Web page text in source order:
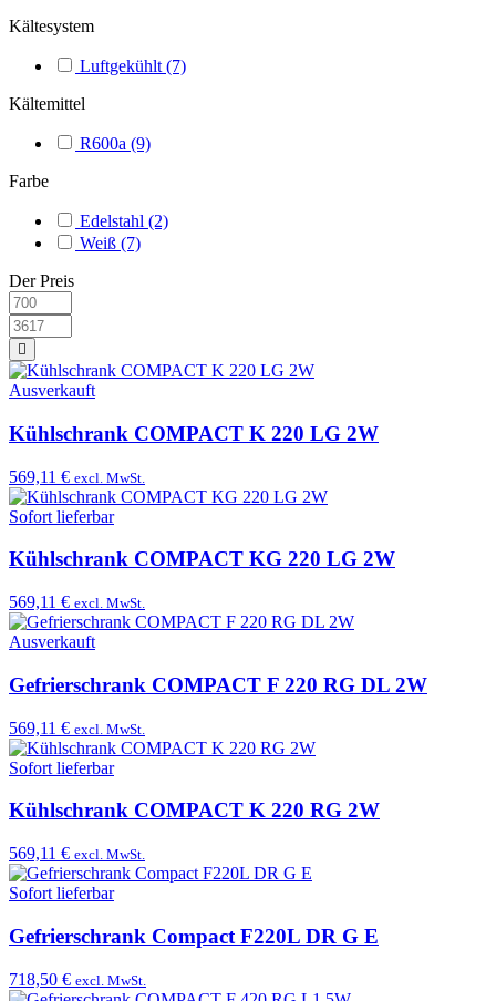
Kältesystem
Luftgekühlt (7)
Kältemittel
R600a (9)
Farbe
Edelstahl (2)
Weiß (7)
Der Preis
Ausverkauft
Kühlschrank COMPACT K 220 LG 2W
569,11 € excl. MwSt.
Sofort lieferbar
Kühlschrank COMPACT KG 220 LG 2W
569,11 € excl. MwSt.
Ausverkauft
Gefrierschrank COMPACT F 220 RG DL 2W
569,11 € excl. MwSt.
Sofort lieferbar
Kühlschrank COMPACT K 220 RG 2W
569,11 € excl. MwSt.
Sofort lieferbar
Gefrierschrank Compact F220L DR G E
718,50 € excl. MwSt.